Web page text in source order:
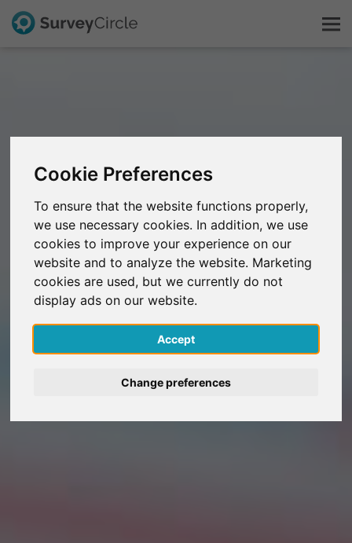
Cookie Preferences
To ensure that the website functions properly,
we use necessary cookies. In addition, we use
cookies to improve your experience on our
website and to analyze the website. Marketing
cookies are used, but we currently do not
display ads on our website.
Accept
Change preferences
Explorar la investigación
FAQ
Regístrate gratis
Iniciar sesión
English
Deutsch
Nederlands